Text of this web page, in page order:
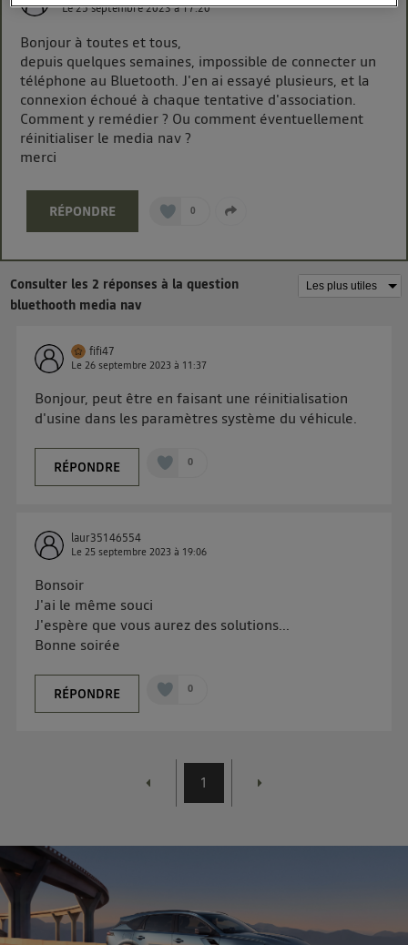
Le25 septembre 2023à17:20
Bonjour à toutes et tous,
depuis quelques semaines, impossible de connecter un
téléphone au Bluetooth. J'en ai essayé plusieurs, et la
connexion échoué à chaque tentative d'association.
Comment y remédier ? Ou comment éventuellement
réinitialiser le media nav ?
merci
RÉPONDRE 0
Consulter les 2 réponses à la question
bluethooth media nav
fifi47
Le26 septembre 2023 à 11:37
Bonjour, peut être en faisant une réinitialisation
d'usine dans les paramètres système du véhicule.
RÉPONDRE 0
laur35146554
Le25 septembre 2023 à 19:06
Bonsoir
J'ai le même souci
J'espère que vous aurez des solutions...
Bonne soirée
RÉPONDRE 0
1
télécom participant et que vous consentez sur
chaque site).
La technologie Utiq a été conçue pour la protection
de vos données personnelles en vous offrant choix et
contrôle.
Elle utilise un identifiant créé par votre opérateur
télécom basé sur votre adresse IP et une référence
de votre contrat internet (ex : votre numéro de
L'identifiant est associé à votre connexion internet.
Ainsi, toutes les personnes utilisant la même
connexion et ayant consenties se verront attribuer le
même identifiant. En général :
Pour une connexion foyer
(ex : Wi-Fi), la personnalisation sera basée
sur la navigation des membres du foyer ayant consentis.
uniquement sur la navigation de l'utilisateur du mobile.
Vous pouvez à tout moment retirer ce consentement
sur
le portail d’Utiq
") ou via la page
« gérer Utiq » en bas de ce site. Pour plus
d'informations, veuillez consulter
d'information sur les données personnelles